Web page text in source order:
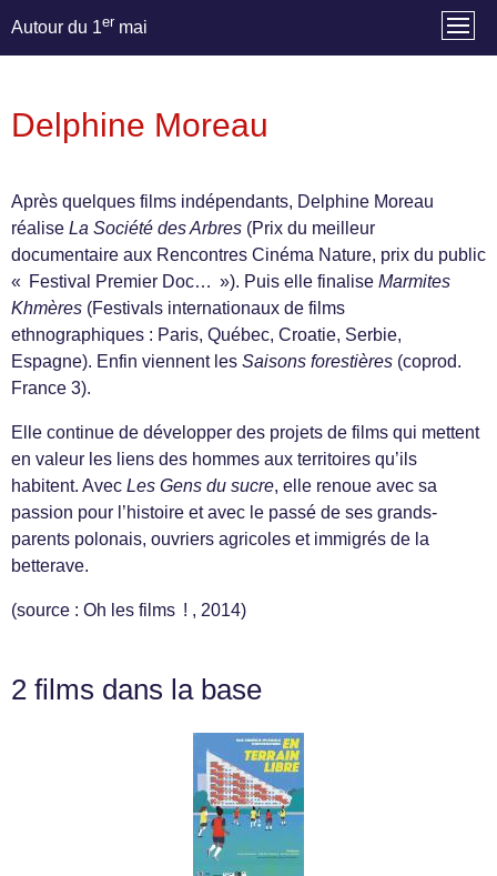
Autour du 1er mai
Delphine Moreau
Après quelques films indépendants, Delphine Moreau
réalise La Société des Arbres (Prix du meilleur
documentaire aux Rencontres Cinéma Nature, prix du public
« Festival Premier Doc… »). Puis elle finalise Marmites
Khmères (Festivals internationaux de films
ethnographiques : Paris, Québec, Croatie, Serbie,
Espagne). Enfin viennent les Saisons forestières (coprod.
France 3).
Elle continue de développer des projets de films qui mettent
en valeur les liens des hommes aux territoires qu’ils
habitent. Avec Les Gens du sucre, elle renoue avec sa
passion pour l’histoire et avec le passé de ses grands-
parents polonais, ouvriers agricoles et immigrés de la
betterave.
(source : Oh les films ! , 2014)
2 films dans la base